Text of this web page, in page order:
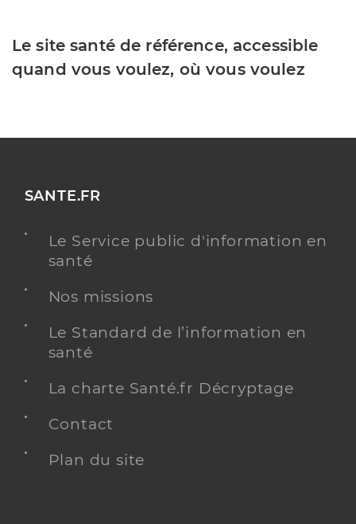
Le site santé de référence, accessible
quand vous voulez, où vous voulez
SANTE.FR
Le Service public d'information en
santé
Nos missions
Le Standard de l’information en
santé
La charte Santé.fr Décryptage
Contact
Plan du site